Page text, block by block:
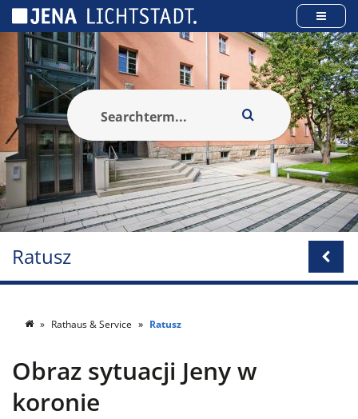
Ratusz
Rathaus & Service Ratusz
Obraz sytuacji Jeny w
koronie
Panel zarządzania plikami cookies